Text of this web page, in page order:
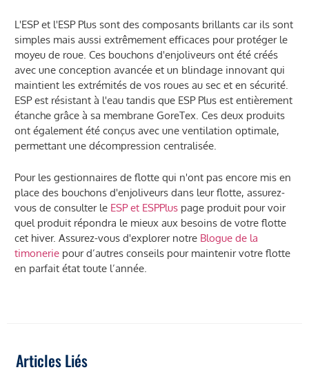
L'ESP et l'ESP Plus sont des composants brillants car ils sont
simples mais aussi extrêmement efficaces pour protéger le
moyeu de roue. Ces bouchons d'enjoliveurs ont été créés
avec une conception avancée et un blindage innovant qui
maintient les extrémités de vos roues au sec et en sécurité.
ESP est résistant à l'eau tandis que ESP Plus est entièrement
étanche grâce à sa membrane GoreTex. Ces deux produits
ont également été conçus avec une ventilation optimale,
permettant une décompression centralisée.
Pour les gestionnaires de flotte qui n'ont pas encore mis en
place des bouchons d'enjoliveurs dans leur flotte, assurez-
vous de consulter le ESP et ESPPluspage produit pour voir
quel produit répondra le mieux aux besoins de votre flotte
cet hiver. Assurez-vous d'explorer notre Blogue de la
timoneriepour d’autres conseils pour maintenir votre flotte
en parfait état toute l’année.
Articles Liés